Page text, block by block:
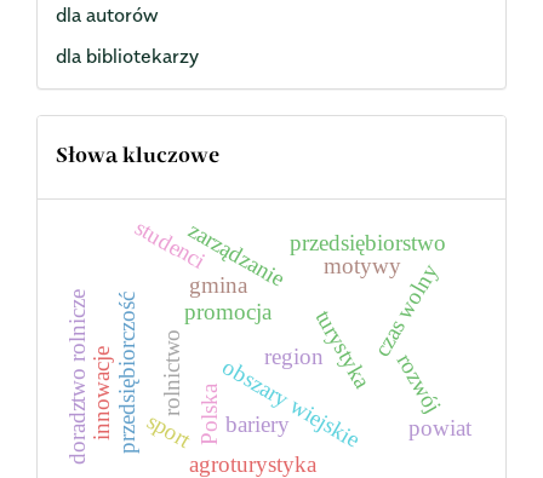
dla autorów
dla bibliotekarzy
Słowa kluczowe
turystyka
promocja
obszary wiejskie
agroturystyka
przedsiębiorczość
innowacje
gmina czas wolny
region
Polska
przedsiębiorstwo
zarządzanie
rolnictwo rozwój
bariery
doradztwo rolnicze
motywy
studenci
sport powiat